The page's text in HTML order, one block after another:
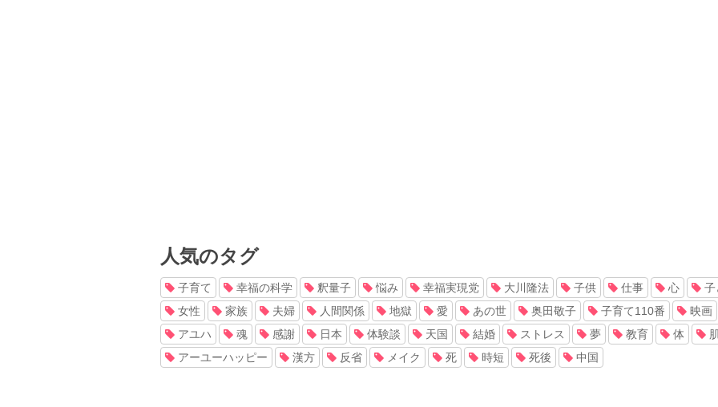
人気のタグ
子育て 幸福の科学 釈量子 悩み 幸福実現党 大川隆法 子供 仕事 心
子
女性
家族 夫婦 人間関係 地獄 愛 あの世 奥田敬子 子育て110番
映画
アユハ
魂 感謝 日本 体験談 天国 結婚 ストレス 夢 教育 体
アーユーハッピー
漢方 反省 メイク 死 時短 死後 中国